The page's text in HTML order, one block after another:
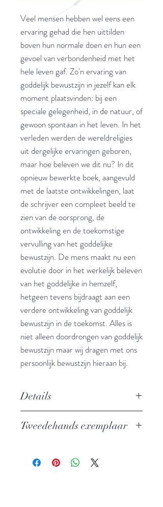
Veel mensen hebben wel eens een
ervaring gehad die hen uittilden
boven hun normale doen en hun een
gevoel van verbondenheid met het
hele leven gaf. Zo'n ervaring van
goddelijk bewustzijn in jezelf kan elk
moment plaatsvinden: bij een
speciale gelegenheid, in de natuur, of
gewoon spontaan in het leven. In het
verleden werden de wereldreligies
uit dergelijke ervaringen geboren,
maar hoe beleven we dit nu? In dit
opnieuw bewerkte boek, aangevuld
met de laatste ontwikkelingen, laat
de schrijver een compleet beeld te
zien van de oorsprong, de
ontwikkeling en de toekomstige
vervulling van het goddelijke
bewustzijn. De mens maakt nu een
evolutie door in het werkelijk beleven
van het goddelijke in hemzelf,
hetgeen tevens bijdraagt aan een
verdere ontwikkeling van goddelijk
bewustzijn in de toekomst. Alles is
niet alleen doordrongen van goddelijk
bewustzijn maar wij dragen met ons
persoonlijk bewustzijn hieraan bij.
Details
Uitgever: Edicola
Bindwijze: Paperback
Tweedehands exemplaar